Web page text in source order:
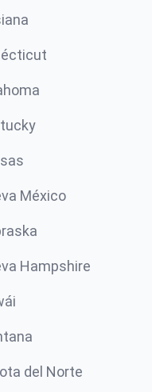
México
Hampshire
del Norte